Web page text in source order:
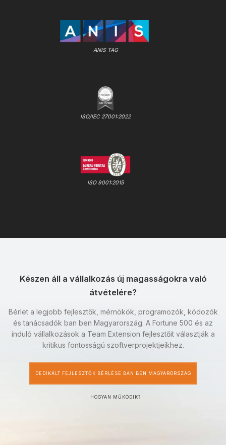
ANIS TAG
ISO/IEC 27001:2022
ISO 9001:2015
Készen áll a vállalkozás új magasságokra való
átvételére?
Bérlet a legjobb fejlesztők, mérnökök, programozók, kódozók
és tanácsadók ban ben Magyarország. A Fortune 500 és az
induló vállalkozások a Team Extension fejlesztőit választják a
kritikus fontosságú szoftverprojektjeikhez.
DEDIKÁLT FEJLESZTŐK BÉRLÉSE BAN BEN MAGYARORSZÁG
HOGYAN MŰKÖDIK?